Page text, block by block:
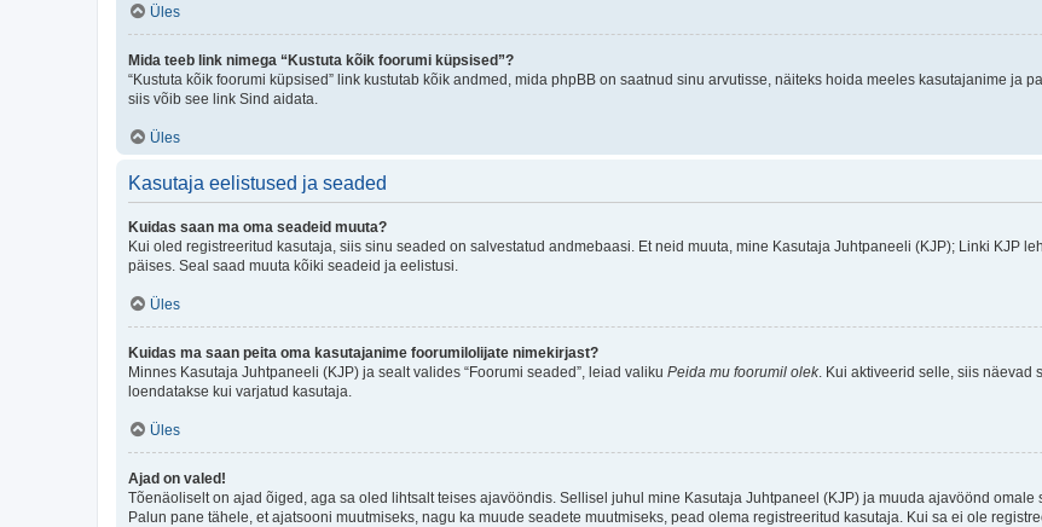
Üles
Mida teeb link nimega “Kustuta kõik foorumi küpsised”?
“Kustuta kõik foorumi küpsised” link kustutab kõik andmed, mida phpBB on saatnud sinu arvutisse, näiteks hoida meeles kasutajanime ja
siis võib see link Sind aidata.
Üles
Kasutaja eelistused ja seaded
Kuidas saan ma oma seadeid muuta?
Kui oled registreeritud kasutaja, siis sinu seaded on salvestatud andmebaasi. Et neid muuta, mine Kasutaja Juhtpaneeli (KJP); Linki KJP
päises. Seal saad muuta kõiki seadeid ja eelistusi.
Üles
Kuidas ma saan peita oma kasutajanime foorumilolijate nimekirjast?
Minnes Kasutaja Juhtpaneeli (KJP) ja sealt valides “Foorumi seaded”, leiad valiku Peida mu foorumil olek. Kui aktiveerid selle, siis näevad
loendatakse kui varjatud kasutaja.
Üles
Ajad on valed!
Tõenäoliselt on ajad õiged, aga sa oled lihtsalt teises ajavööndis. Sellisel juhul mine Kasutaja Juhtpaneel (KJP) ja muuda ajavöönd omale
Palun pane tähele, et ajatsooni muutmiseks, nagu ka muude seadete muutmiseks, pead olema registreeritud kasutaja. Kui sa ei ole